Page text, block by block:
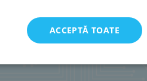
ACCEPTĂ TOATE